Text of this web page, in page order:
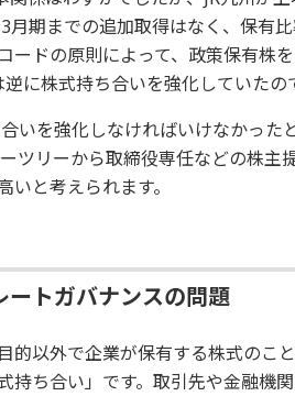
月期までの追加取得はなく、保有
ードの原則によって、政策保有株
に株式持ち合いを強化していたの
いを強化しなければいけなかった
ツリーから取締役専任などの株主
と考えられます。
トガバナンスの問題
的以外で企業が保有する株式のこ
持ち合い」です。取引先や金融機